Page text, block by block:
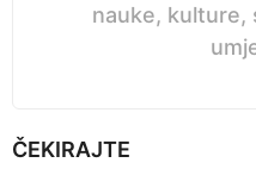
nauke, kulture,
ČEKIRAJTE